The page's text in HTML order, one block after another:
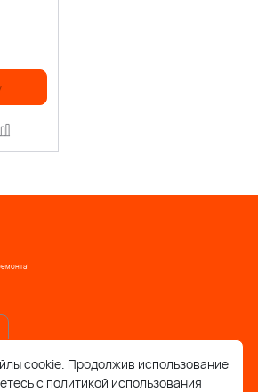
cookie. Продолжив использование
с политикой использования